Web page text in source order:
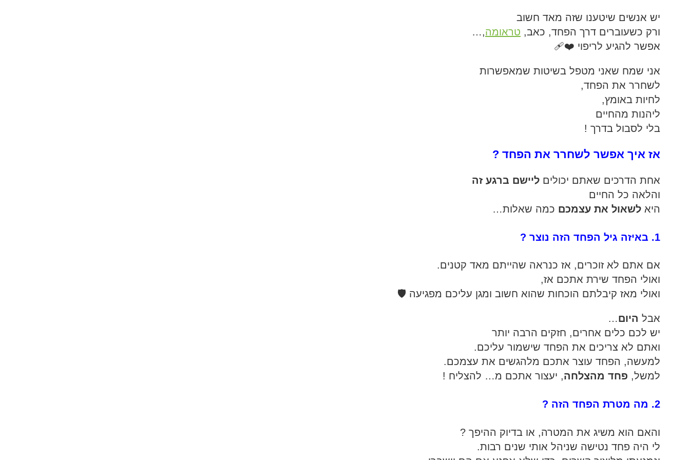
המלצות בתחום היוגה
יש אנשים שיטענו שזה מאד חשוב
ורק כשעוברים דרך הפחד, כאב, טראומה,…
אפשר להגיע לריפוי ❤️‍🩹
אני שמח שאני מטפל בשיטות שמאפשרות
לשחרר את הפחד,
לחיות באומץ,
ליהנות מהחיים
בלי לסבול בדרך !
אז איך אפשר לשחרר את הפחד ?
אחת הדרכים שאתם יכולים ליישם ברגע זה
והלאה כל החיים
היא לשאול את עצמכם כמה שאלות…
1. באיזה גיל הפחד הזה נוצר ?
אם אתם לא זוכרים, אז כנראה שהייתם מאד קטנים.
ואולי הפחד שירת אתכם אז,
ואולי מאז קיבלתם הוכחות שהוא חשוב ומגן עליכם מפגיעה 🛡️
אבל היום…
יש לכם כלים אחרים, חזקים הרבה יותר
ואתם לא צריכים את הפחד שישמור עליכם.
למעשה, הפחד עוצר אתכם מלהגשים את עצמכם.
למשל, פחד מהצלחה, יעצור אתכם מ… להצליח !
2. מה מטרת הפחד הזה ?
והאם הוא משיג את המטרה, או בדיוק ההיפך ?
לי היה פחד נטישה שניהל אותי שנים רבות.